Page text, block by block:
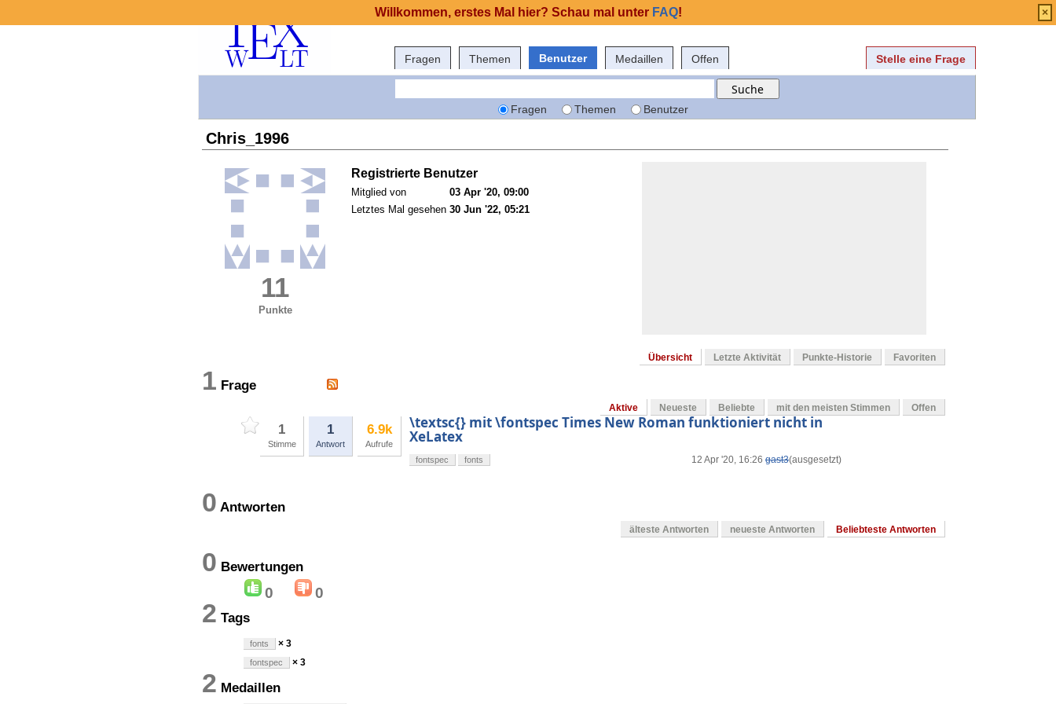
Fragen Themen Benutzer Medaillen Offen Stelle eine Frage
Fragen Themen Benutzer
Chris_1996
11
Punkte
Registrierte Benutzer
Mitglied von
03 Apr '20, 09:00
Letztes Mal gesehen 30 Jun '22, 05:21
Übersicht Letzte Aktivität Punkte-Historie Favoriten
1 Frage
Aktive Neueste Beliebte mit den meisten Stimmen Offen
1
Stimme
1
Antwort
6.9k
Aufrufe
\textsc{} mit \fontspec Times New Roman funktioniert nicht in
XeLatex
12 Apr '20, 16:26 gast3(ausgesetzt)
fontspec fonts
0 Antworten
älteste Antworten neueste Antworten Beliebteste Antworten
0 Bewertungen
0 0
2 Tags
fonts × 3
fontspec × 3
2 Medaillen
Willkommen, erstes Mal hier? Schau mal unter FAQ! ×